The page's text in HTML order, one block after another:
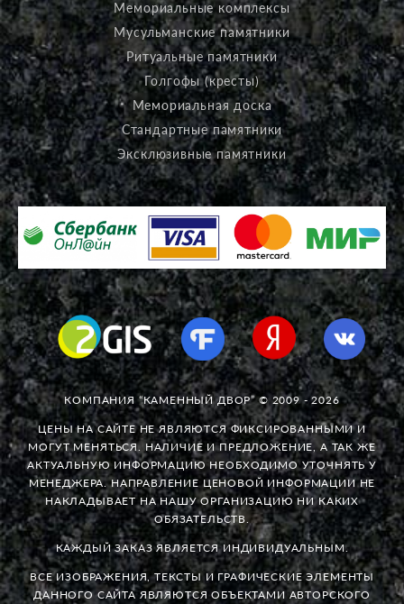
Мемориальные комплексы
Мусульманские памятники
Ритуальные памятники
Голгофы (кресты)
Мемориальная доска
Стандартные памятники
Эксклюзивные памятники
КОМПАНИЯ “КАМЕННЫЙ ДВОР” © 2009 - 2026
ЦЕНЫ НА САЙТЕ НЕ ЯВЛЯЮТСЯ ФИКСИРОВАННЫМИ И
МОГУТ МЕНЯТЬСЯ. НАЛИЧИЕ И ПРЕДЛОЖЕНИЕ, А ТАК ЖЕ
АКТУАЛЬНУЮ ИНФОРМАЦИЮ НЕОБХОДИМО УТОЧНЯТЬ У
МЕНЕДЖЕРА. НАПРАВЛЕНИЕ ЦЕНОВОЙ ИНФОРМАЦИИ НЕ
НАКЛАДЫВАЕТ НА НАШУ ОРГАНИЗАЦИЮ НИ КАКИХ
ОБЯЗАТЕЛЬСТВ.
КАЖДЫЙ ЗАКАЗ ЯВЛЯЕТСЯ ИНДИВИДУАЛЬНЫМ.
ВСЕ ИЗОБРАЖЕНИЯ, ТЕКСТЫ И ГРАФИЧЕСКИЕ ЭЛЕМЕНТЫ
ДАННОГО САЙТА ЯВЛЯЮТСЯ ОБЪЕКТАМИ АВТОРСКОГО